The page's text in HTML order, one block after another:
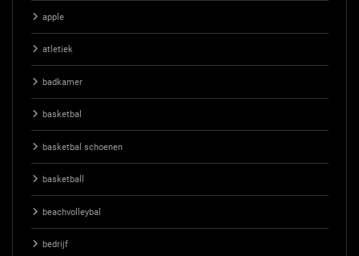
apple
atletiek
badkamer
basketbal
basketbal schoenen
basketball
beachvolleybal
bedrijf